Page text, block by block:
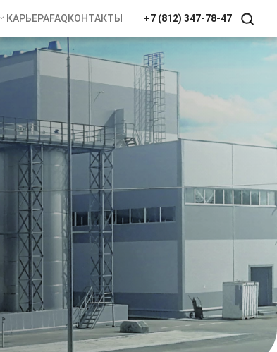
КАРЬЕРАFAQКОНТАКТЫ +7 (812) 347-78-47